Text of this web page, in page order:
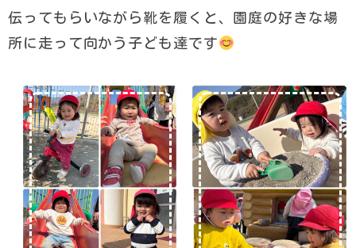
伝ってもらいながら靴を履くと、園庭の好きな場
所に走って向かう子ども達です